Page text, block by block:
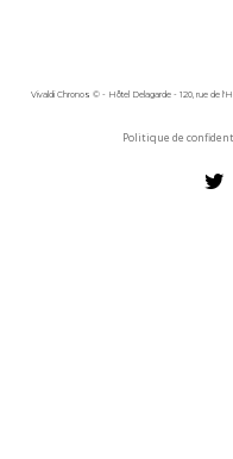
Vivaldi Chronos © - Hôtel Delagarde - 120, rue de
Politique de